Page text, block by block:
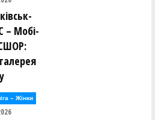
– Мобі-
– Жiнки